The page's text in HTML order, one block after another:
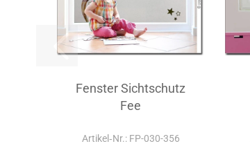
Fenster Sichtschutz
Fee
Artikel‑Nr.: FP-030-356